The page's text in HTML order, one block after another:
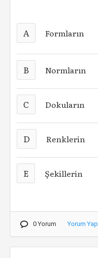
A Formların
B Normların
C Dokuların
D Renklerin
E Şekillerin
0 Yorum Yorum Yap